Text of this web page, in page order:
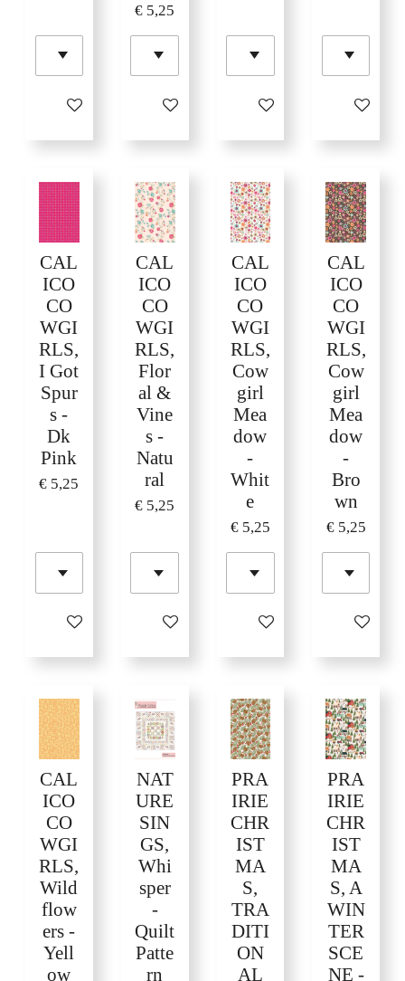
In winkelwagen
€ 5,25
In winkelwagen In winkelwagen In
CAL
ICO
CO
WGI
RLS,
I Got
Spur
s -
Dk
Pink
€ 5,25
In winkelwagen
CAL
ICO
CO
WGI
RLS,
Flor
al &
Vine
s -
Natu
ral
€ 5,25
In winkelwagen
CAL
ICO
CO
WGI
RLS,
Cow
girl
Mea
dow
-
Whit
e
€ 5,25
In winkelwagen
CAL
ICO
CO
WGI
RLS,
Cow
girl
Mea
dow
-
Bro
wn
€ 5,25
In
CAL
ICO
CO
WGI
RLS,
Wild
flow
ers -
Yell
ow
NAT
URE
SIN
GS,
Whi
sper
-
Quilt
Patte
rn
PRA
IRIE
CHR
IST
MA
S,
TRA
DITI
ON
AL
PRA
IRIE
CHR
IST
MA
S, A
WIN
TER
SCE
NE -